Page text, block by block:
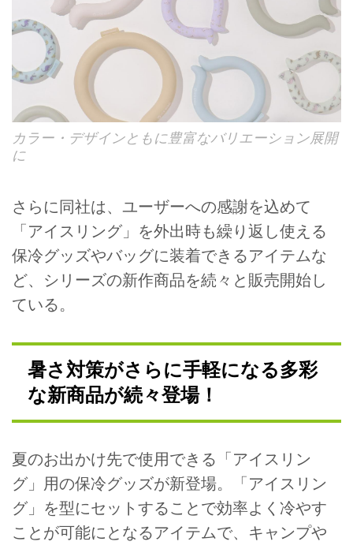
カラー・デザインともに豊富なバリエーション展開
に
さらに同社は、ユーザーへの感謝を込めて
「アイスリング」を外出時も繰り返し使える
保冷グッズやバッグに装着できるアイテムな
ど、シリーズの新作商品を続々と販売開始し
ている。
暑さ対策がさらに手軽になる多彩
な新商品が続々登場！
夏のお出かけ先で使用できる「アイスリン
グ」用の保冷グッズが新登場。「アイスリン
グ」を型にセットすることで効率よく冷やす
ことが可能にとなるアイテムで、キャンプや